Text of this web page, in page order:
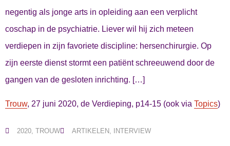
negentig als jonge arts in opleiding aan een verplicht
coschap in de psychiatrie. Liever wil hij zich meteen
verdiepen in zijn favoriete discipline: hersenchirurgie. Op
zijn eerste dienst stormt een patiënt schreeuwend door de
gangen van de gesloten inrichting. […]
Trouw, 27 juni 2020, de Verdieping, p14-15 (ook via Topics)
2020 TROUW ARTIKELEN INTERVIEW